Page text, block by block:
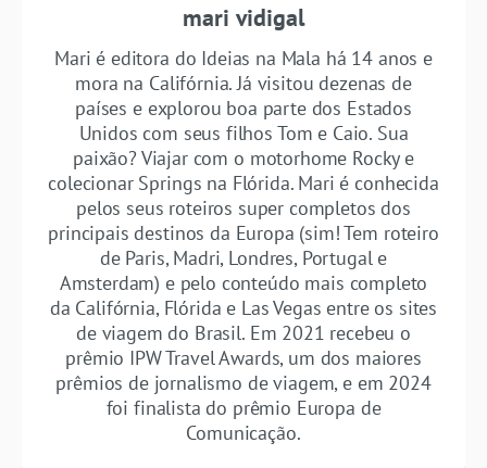
mari vidigal
Mari é editora do Ideias na Mala há 14 anos e
mora na Califórnia. Já visitou dezenas de
países e explorou boa parte dos Estados
Unidos com seus filhos Tom e Caio. Sua
paixão? Viajar com o motorhome Rocky e
colecionar Springs na Flórida. Mari é conhecida
pelos seus roteiros super completos dos
principais destinos da Europa (sim! Tem roteiro
de Paris, Madri, Londres, Portugal e
Amsterdam) e pelo conteúdo mais completo
da Califórnia, Flórida e Las Vegas entre os sites
de viagem do Brasil. Em 2021 recebeu o
prêmio IPW Travel Awards, um dos maiores
prêmios de jornalismo de viagem, e em 2024
foi finalista do prêmio Europa de
Comunicação.